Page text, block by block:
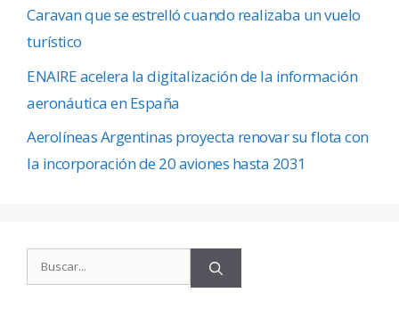
Caravan que se estrelló cuando realizaba un vuelo
turístico
ENAIRE acelera la digitalización de la información
aeronáutica en España
Aerolíneas Argentinas proyecta renovar su flota con
la incorporación de 20 aviones hasta 2031